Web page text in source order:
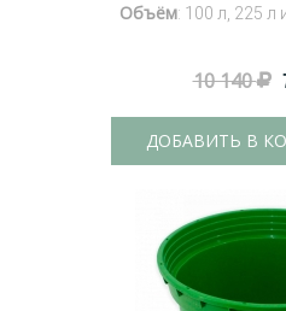
Объём: 100 л, 225 л
10 140
ДОБАВИТЬ В